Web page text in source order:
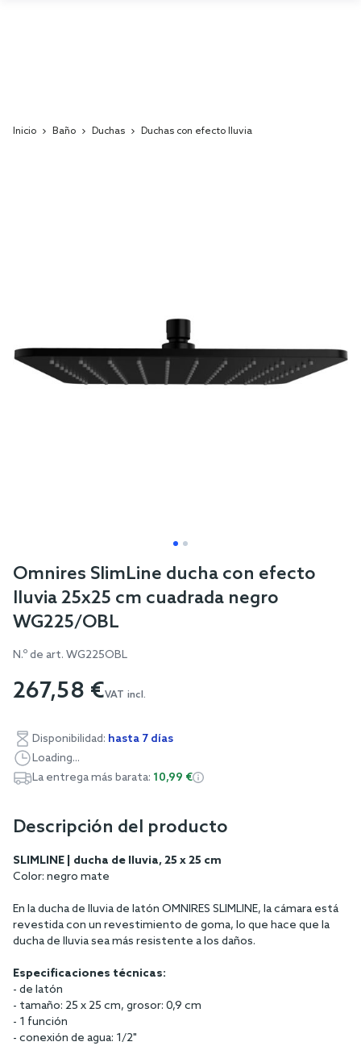
Inicio Baño Duchas Duchas con efecto lluvia
Skip
to
beginning
of
images
gallery
Omnires SlimLine ducha con efecto
lluvia 25x25 cm cuadrada negro
WG225/OBL
N.º de art. WG225OBL
267,58 €VAT incl.
Disponibilidad: hasta 7 días
Loading...
La entrega más barata: 10,99 €
Descripción del producto
SLIMLINE | ducha de lluvia, 25 x 25 cm
Color: negro mate
En la ducha de lluvia de latón OMNIRES SLIMLINE, la cámara está
revestida con un revestimiento de goma, lo que hace que la
ducha de lluvia sea más resistente a los daños.
Especificaciones técnicas:
- de latón
- tamaño: 25 x 25 cm, grosor: 0,9 cm
- 1 función
- conexión de agua: 1/2"